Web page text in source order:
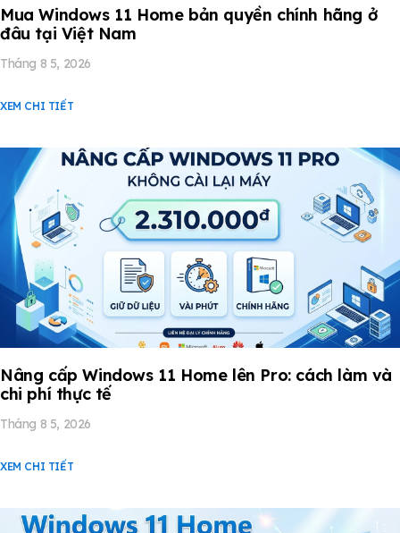
Mua Windows 11 Home bản quyền chính hãng ở
đâu tại Việt Nam
Tháng 8 5, 2026
XEM CHI TIẾT
Nâng cấp Windows 11 Home lên Pro: cách làm và
chi phí thực tế
Tháng 8 5, 2026
XEM CHI TIẾT